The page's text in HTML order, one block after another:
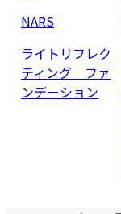
NARS
ライトリフレク
ティング ファ
ンデーション